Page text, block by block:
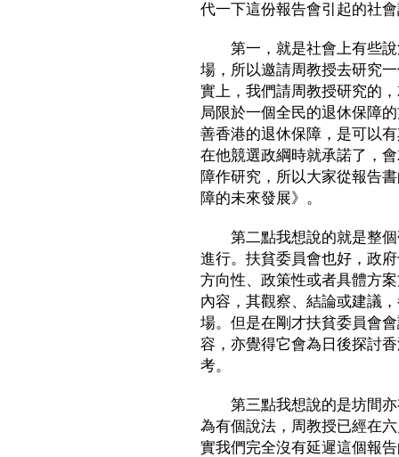
代一下這份報告會引起的社
第一，就是社會上有些說
場，所以邀請周教授去研究
實上，我們請周教授研究的
局限於一個全民的退休保障
善香港的退休保障，是可以
在他競選政綱時就承諾了，
障作研究，所以大家從報告
障的未來發展》。
第二點我想說的就是整個
進行。扶貧委員會也好，政
方向性、政策性或者具體方
內容，其觀察、結論或建議
場。但是在剛才扶貧委員會
容，亦覺得它會為日後探討
考。
第三點我想說的是坊間亦
為有個說法，周教授已經在
實我們完全沒有延遲這個報